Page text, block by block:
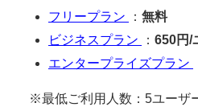
フリープラン ： 無料
ビジネスプラン
： 650円/
エンタープライズプラン
※最低ご利用人数：5ユーザ